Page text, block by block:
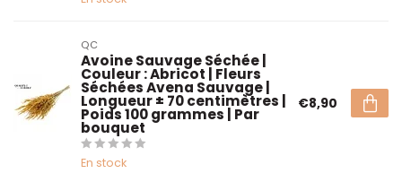
QC
Avoine Sauvage Séchée |
Couleur : Abricot | Fleurs
Séchées Avena Sauvage |
Longueur ± 70 centimètres |
Poids 100 grammes | Par
bouquet
En stock
€8,90